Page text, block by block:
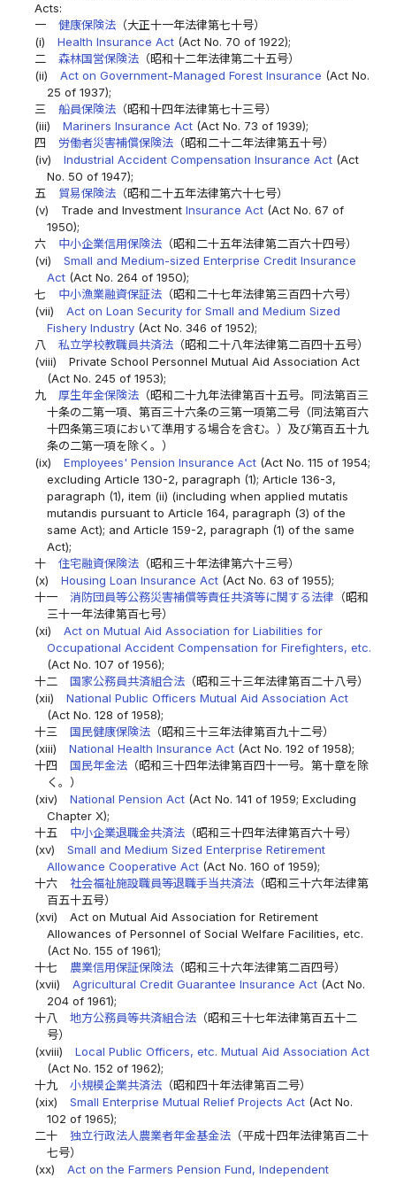
Acts:
一
健康保険法（大正十一年法律第七十号）
(i)
Health Insurance Act(Act No. 70 of 1922);
二
森林国営保険法（昭和十二年法律第二十五号）
(ii)
Act on Government-Managed Forest Insurance (Act No.
25 of 1937);
三
船員保険法（昭和十四年法律第七十三号）
(iii)
Mariners Insurance Act(Act No. 73 of 1939);
四
労働者災害補償保険法（昭和二十二年法律第五十号）
(iv)
Industrial Accident Compensation Insurance Act(Act
No. 50 of 1947);
五
貿易保険法（昭和二十五年法律第六十七号）
(v)
Trade and Investment Insurance Act(Act No. 67 of
1950);
六
中小企業信用保険法（昭和二十五年法律第二百六十四号）
(vi)
Small and Medium-sized Enterprise Credit Insurance
Act(Act No. 264 of 1950);
七
中小漁業融資保証法（昭和二十七年法律第三百四十六号）
(vii)
Act on Loan Security for Small and Medium Sized
Fishery Industry(Act No. 346 of 1952);
八
私立学校教職員共済法（昭和二十八年法律第二百四十五号）
(viii)
Private School Personnel Mutual Aid Association Act
(Act No. 245 of 1953);
九
厚生年金保険法（昭和二十九年法律第百十五号。同法第百三
十条の二第一項、第百三十六条の三第一項第二号（同法第百六
十四条第三項において準用する場合を含む。）及び第百五十九
条の二第一項を除く。）
(ix)
Employees' Pension Insurance Act(Act No. 115 of 1954;
excluding Article 130-2, paragraph (1); Article 136-3,
paragraph (1), item (ii) (including when applied mutatis
mutandis pursuant to Article 164, paragraph (3) of the
same Act); and Article 159-2, paragraph (1) of the same
Act);
十
住宅融資保険法（昭和三十年法律第六十三号）
(x)
Housing Loan Insurance Act(Act No. 63 of 1955);
十一
消防団員等公務災害補償等責任共済等に関する法律 （昭和
三十一年法律第百七号）
(xi)
Act on Mutual Aid Association for Liabilities for
Occupational Accident Compensation for Firefighters, etc.
(Act No. 107 of 1956);
十二
国家公務員共済組合法（昭和三十三年法律第百二十八号）
(xii)
National Public Officers Mutual Aid Association Act
(Act No. 128 of 1958);
十三
国民健康保険法（昭和三十三年法律第百九十二号）
(xiii)
National Health Insurance Act(Act No. 192 of 1958);
十四
国民年金法（昭和三十四年法律第百四十一号。第十章を除
く。）
(xiv)
National Pension Act (Act No. 141 of 1959; Excluding
Chapter X);
十五
中小企業退職金共済法（昭和三十四年法律第百六十号）
(xv)
Small and Medium Sized Enterprise Retirement
Allowance Cooperative Act(Act No. 160 of 1959);
十六
社会福祉施設職員等退職手当共済法（昭和三十六年法律第
百五十五号）
(xvi)
Act on Mutual Aid Association for Retirement
Allowances of Personnel of Social Welfare Facilities, etc.
(Act No. 155 of 1961);
十七
農業信用保証保険法（昭和三十六年法律第二百四号）
(xvii)
Agricultural Credit Guarantee Insurance Act(Act No.
204 of 1961);
十八
地方公務員等共済組合法（昭和三十七年法律第百五十二
号）
(xviii)
Local Public Officers, etc. Mutual Aid Association Act
(Act No. 152 of 1962);
十九
小規模企業共済法（昭和四十年法律第百二号）
(xix)
Small Enterprise Mutual Relief Projects Act(Act No.
102 of 1965);
二十
独立行政法人農業者年金基金法（平成十四年法律第百二十
七号）
(xx)
Act on the Farmers Pension Fund, Independent